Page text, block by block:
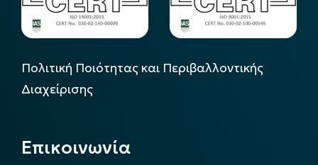
Πολιτική Ποιότητας και Περιβαλλοντικής
Διαχείρισης
Επικοινωνία